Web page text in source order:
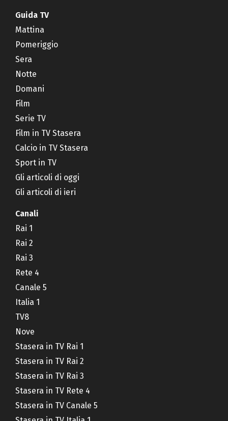
Guida TV
Mattina
Pomeriggio
Sera
Notte
Domani
Film
Serie TV
Film in TV Stasera
Calcio in TV Stasera
Sport in TV
Gli articoli di oggi
Gli articoli di ieri
Canali
Rai 1
Rai 2
Rai 3
Rete 4
Canale 5
Italia 1
TV8
Nove
Stasera in TV Rai 1
Stasera in TV Rai 2
Stasera in TV Rai 3
Stasera in TV Rete 4
Stasera in TV Canale 5